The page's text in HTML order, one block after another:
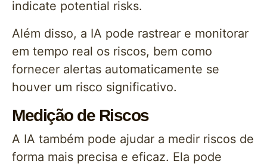
indicate potential risks.
Além disso, a IA pode rastrear e monitorar
em tempo real os riscos, bem como
fornecer alertas automaticamente se
houver um risco significativo.
Medição de Riscos
A IA também pode ajudar a medir riscos de
forma mais precisa e eficaz. Ela pode